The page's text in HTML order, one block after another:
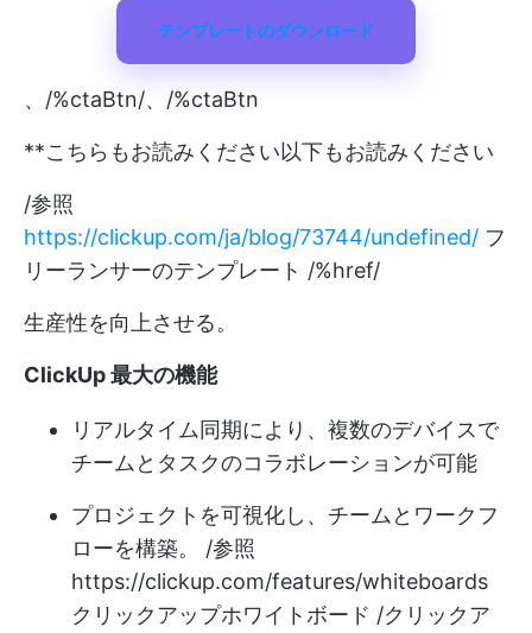
テンプレートのダウンロード
、/%ctaBtn/、/%ctaBtn
**こちらもお読みください以下もお読みください
/参照
https://clickup.com/ja/blog/73744/undefined/ フ
リーランサーのテンプレート /%href/
生産性を向上させる。
ClickUp 最大の機能
リアルタイム同期により、複数のデバイスで
チームとタスクのコラボレーションが可能
プロジェクトを可視化し、チームとワークフ
ローを構築。 /参照
https://clickup.com/features/whiteboards
クリックアップホワイトボード /クリックア